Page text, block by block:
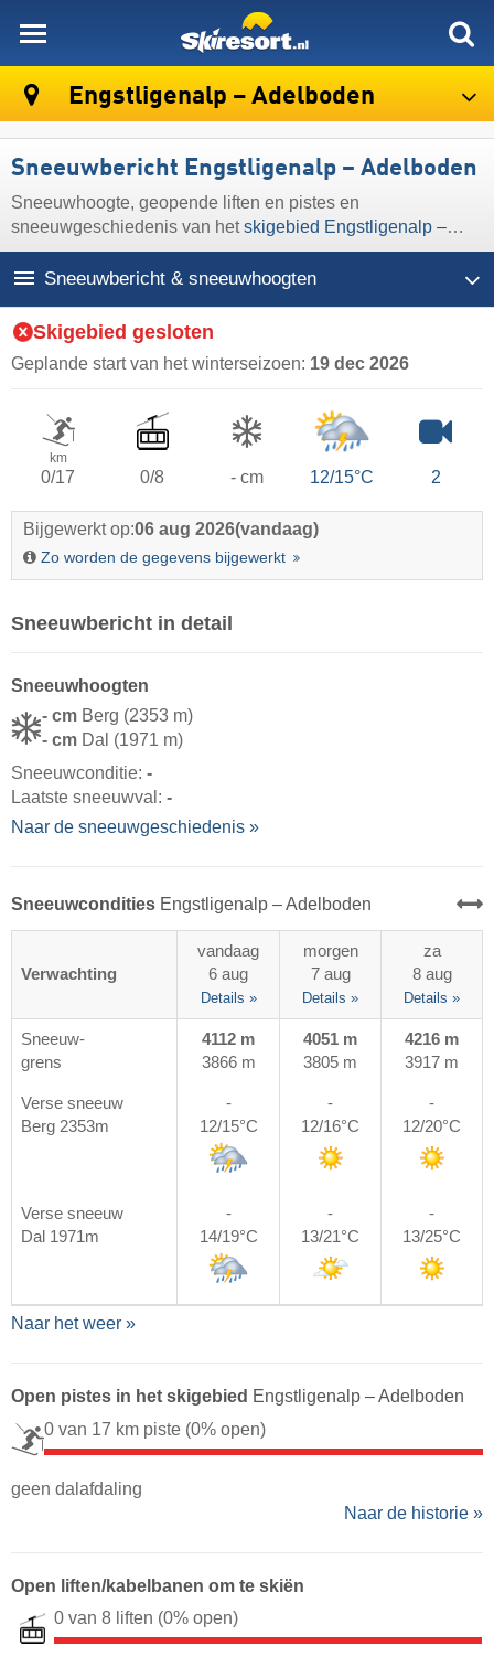
Engstligenalp – Adelboden
Sneeuwbericht Engstligenalp – Adelboden
Sneeuwhoogte, geopende liften en pistes en
sneeuwgeschiedenis van hetskigebied Engstligenalp –
Adelboden
Sneeuwbericht & sneeuwhoogten
Skigebied gesloten
Geplande start van het winterseizoen: 19 dec 2026
km
0/17 0/8 - cm 12/15°C 2
Bijgewerkt op:06 aug 2026(vandaag)
Zo worden de gegevens bijgewerkt
Sneeuwbericht in detail
Sneeuwhoogten
- cm Berg (2353 m)
- cm Dal (1971 m)
Sneeuwconditie: -
Laatste sneeuwval: -
Naar de sneeuwgeschiedenis »
Sneeuwcondities Engstligenalp – Adelboden
Verwachting
vandaag
6 aug
Details »
morgen
7 aug
Details »
za
8 aug
Details »
Sneeuw-
grens
4112 m
3866 m
4051 m
3805 m
4216 m
3917 m
Verse sneeuw
Berg 2353m
-
12/15°C
-
12/16°C
-
12/20°C
Verse sneeuw
Dal 1971m
-
14/19°C
-
13/21°C
-
13/25°C
Naar het weer »
Open pistes in het skigebied Engstligenalp – Adelboden
0 van 17 km piste (0% open)
geen dalafdaling
Naar de historie »
Open liften/kabelbanen om te skiën
0 van 8 liften (0% open)